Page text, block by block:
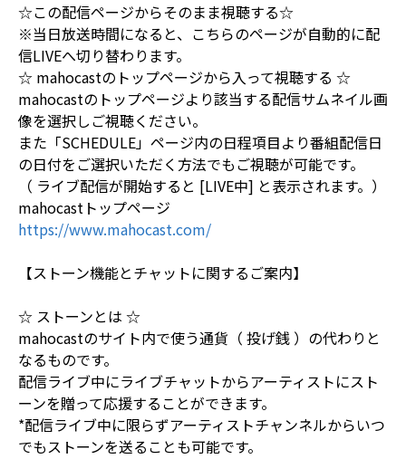
☆この配信ページからそのまま視聴する☆
※当日放送時間になると、こちらのページが自動的に配
信LIVEへ切り替わります。
☆ mahocastのトップページから入って視聴する ☆
mahocastのトップページより該当する配信サムネイル画
像を選択しご視聴ください。
また「SCHEDULE」ページ内の日程項目より番組配信日
の日付をご選択いただく方法でもご視聴が可能です。
（ ライブ配信が開始すると [LIVE中] と表示されます。）
mahocastトップページ
https://www.mahocast.com/
【ストーン機能とチャットに関するご案内】
☆ ストーンとは ☆
mahocastのサイト内で使う通貨（ 投げ銭 ）の代わりと
なるものです。
配信ライブ中にライブチャットからアーティストにスト
ーンを贈って応援することができます。
*配信ライブ中に限らずアーティストチャンネルからいつ
でもストーンを送ることも可能です。